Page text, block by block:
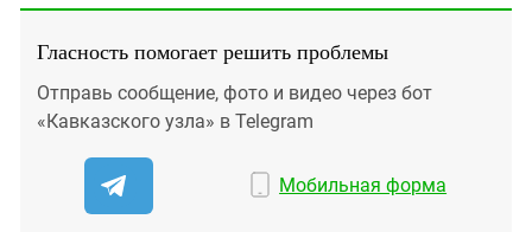
Гласность помогает решить проблемы
Отправь сообщение, фото и видео через бот
«Кавказского узла» в Telegram
Мобильная форма